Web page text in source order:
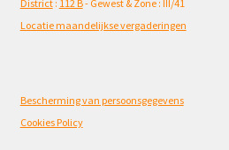
District: 112 B- Gewest & Zone : III/41
Locatie maandelijkse vergaderingen
Bescherming van persoonsgegevens
Cookies Policy